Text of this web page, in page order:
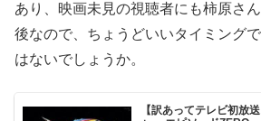
あり、映画未見の視聴者にも柿原さ
後なので、ちょうどいいタイミング
はないでしょうか。
【訳あってテレビ初放